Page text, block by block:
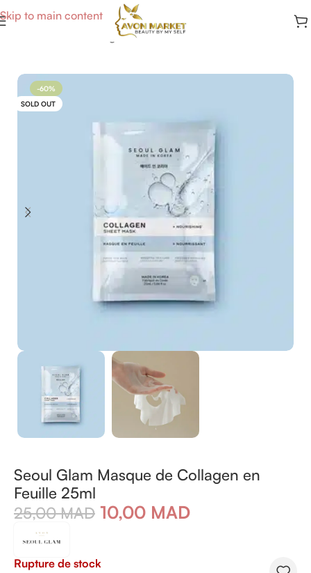
Skip to main content
Soins du Visage
-60%
SOLD OUT
Seoul Glam Masque de Collagen en
Feuille 25ml
25,00MAD 10,00 MAD
Rupture de stock